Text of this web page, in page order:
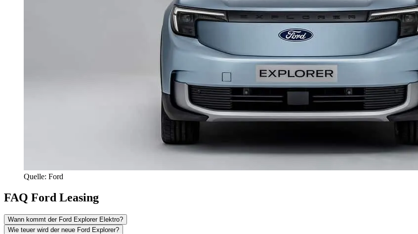
Quelle: Ford
FAQ Ford Leasing
Wann kommt der Ford Explorer Elektro?
Wie teuer wird der neue Ford Explorer?